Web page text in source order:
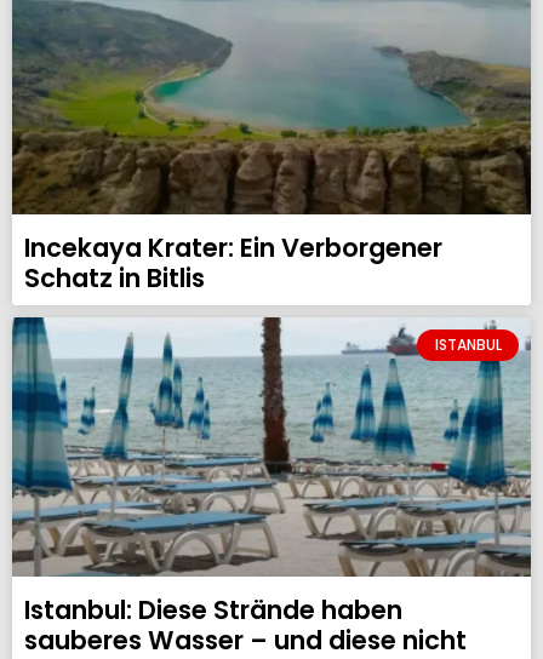
Incekaya Krater: Ein Verborgener
Schatz in Bitlis
ISTANBUL
Istanbul: Diese Strände haben
sauberes Wasser – und diese nicht